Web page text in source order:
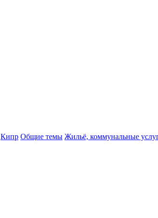
Кипр Общие темы Жильё, коммунальные